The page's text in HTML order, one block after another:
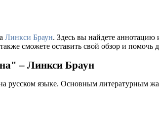
Линкси Браун. Здесь вы найдете
сможете оставить свой обзор и помочь
– Линкси Браун
русском языке. Основным литературным